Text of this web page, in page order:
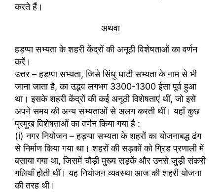
करते हैं।
अथवा
हड़प्पा सभ्यता के शहरी केंद्रों की अनूठी विशेषताओं का वर्णन
करें।
उत्तर – हड़प्पा सभ्यता, जिसे सिंधु घाटी सभ्यता के नाम से भी
जाना जाता है, का उद्भव लगभग 3300-1300 ईसा पूर्व हुआ
था। इसके शहरी केंद्रों की कई अनूठी विशेषताएं थीं, जो इसे
अपने समय की अन्य सभ्यताओं से अलग करती थीं। यहाँ कुछ
प्रमुख विशेषताओं का वर्णन किया गया है :
(i) नगर नियोजन – हड़प्पा सभ्यता के शहरों का योजनाबद्ध ढंग
से निर्माण किया गया था। शहरों की सड़कों को ग्रिड प्रणाली में
बसाया गया था, जिसमें चौड़ी मुख्य सड़कें और उनसे जुड़ी संकरी
गलियाँ होती थीं। यह नियोजन व्यवस्था आज की शहरी योजना
की तरह थी।